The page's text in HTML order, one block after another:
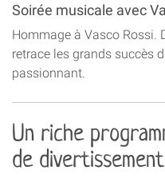
Soirée musicale avec
Hommage à Vasco Rossi.
retrace les grands succès
passionnant.
Un riche
de